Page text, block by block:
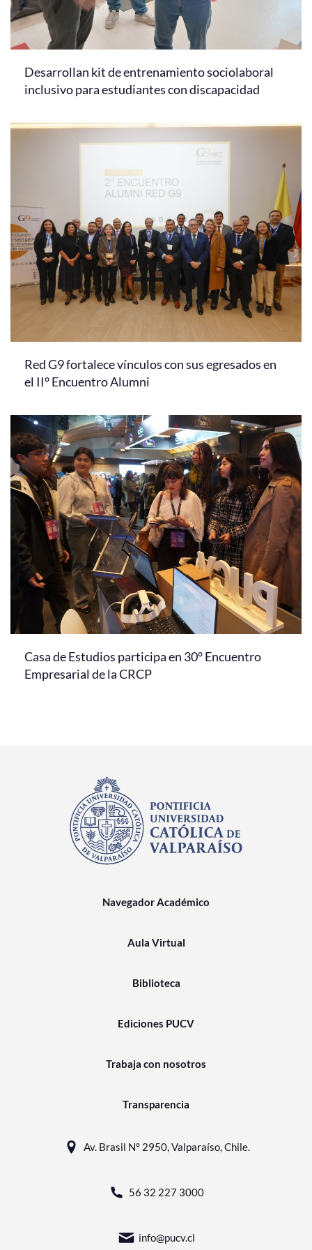
Desarrollan kit de entrenamiento sociolaboral
inclusivo para estudiantes con discapacidad
Red G9 fortalece vínculos con sus egresados en
el II° Encuentro Alumni
Casa de Estudios participa en 30° Encuentro
Empresarial de la CRCP
Navegador Académico
Aula Virtual
Biblioteca
Ediciones PUCV
Trabaja con nosotros
Transparencia
Av. Brasil N° 2950, Valparaíso, Chile.
56 32 227 3000
info@pucv.cl